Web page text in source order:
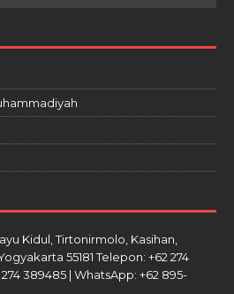
Kidul, Tirtonirmolo, Kasihan,
55181 Telepon: +62 274
389485 | WhatsApp: +62 895-